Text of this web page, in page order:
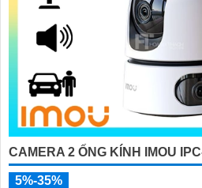
CAMERA 2 ỐNG KÍNH IMOU
5%-35%